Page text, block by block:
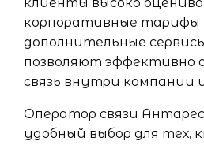
корпоративные тарифы
дополнительные
позволяют эффективно
связь внутри компании
Оператор связи
удобный выбор для тех,